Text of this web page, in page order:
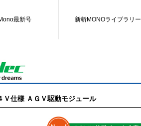
最新号 新斬MONOライブラリー
Ｖ仕様 ＡＧＶ駆動モジュール